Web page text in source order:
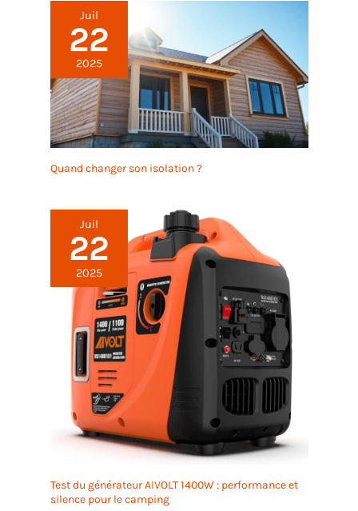
des projets. Contenu du
lot : 30 crayons de bois,
chacun mesurant 17,6 x 0,1
cm / 6,92 x 0,4 pouces.
Cette grande quantité de
crayons est parfaite pour
le marquage quotidien, la
page et les travaux de
permettant de travailler en
douceur sur plusieurs
projets.
Juil
22
2025
Quand changer son isolation ?
Juil
22
2025
Test du générateur AIVOLT 1400W : performance et
silence pour le camping